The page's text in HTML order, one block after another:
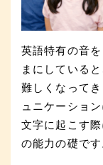
英語特有の音
まにしている
難しくなって
ュニケーショ
文字に起こす
の能力の礎です